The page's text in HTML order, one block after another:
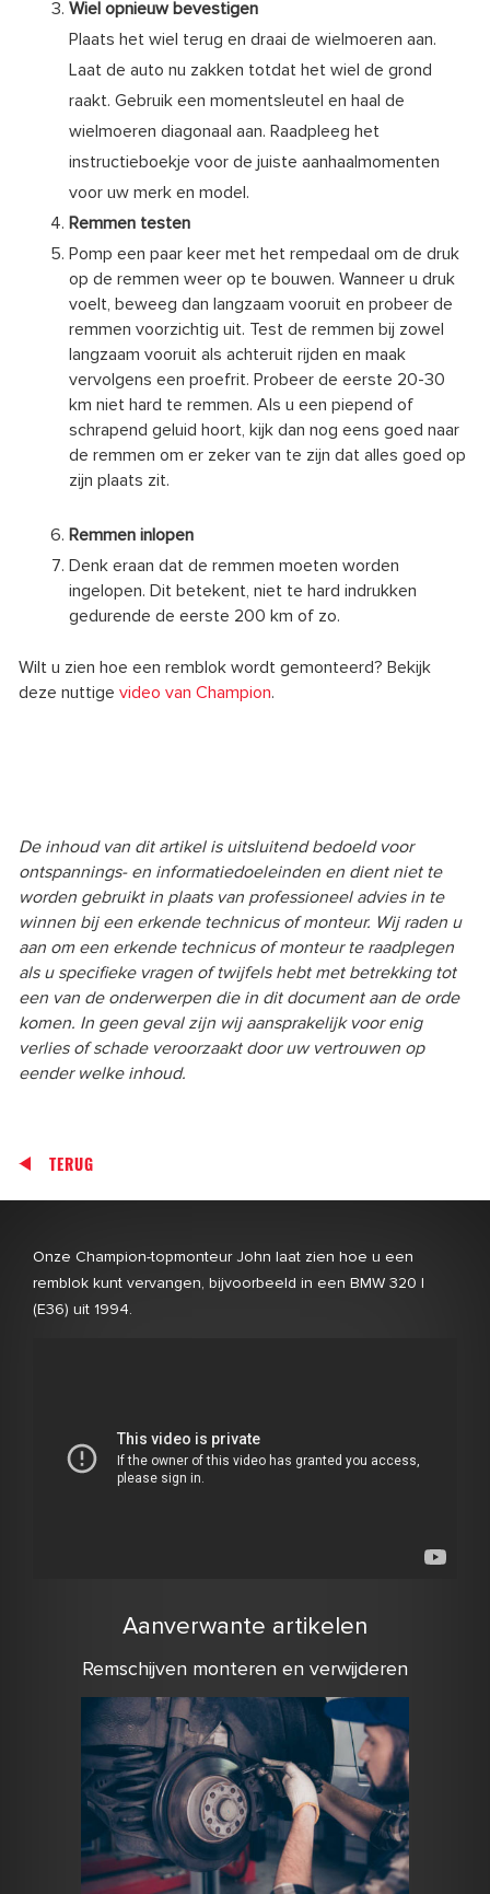
Wiel opnieuw bevestigen
Plaats het wiel terug en draai de wielmoeren aan.
Laat de auto nu zakken totdat het wiel de grond
raakt. Gebruik een momentsleutel en haal de
wielmoeren diagonaal aan. Raadpleeg het
instructieboekje voor de juiste aanhaalmomenten
voor uw merk en model.
Remmen testen
Pomp een paar keer met het rempedaal om de druk
op de remmen weer op te bouwen. Wanneer u druk
voelt, beweeg dan langzaam vooruit en probeer de
remmen voorzichtig uit. Test de remmen bij zowel
langzaam vooruit als achteruit rijden en maak
vervolgens een proefrit. Probeer de eerste 20-30
km niet hard te remmen. Als u een piepend of
schrapend geluid hoort, kijk dan nog eens goed naar
de remmen om er zeker van te zijn dat alles goed op
zijn plaats zit.
Remmen inlopen
Denk eraan dat de remmen moeten worden
ingelopen. Dit betekent, niet te hard indrukken
gedurende de eerste 200 km of zo.
Wilt u zien hoe een remblok wordt gemonteerd? Bekijk
deze nuttige video van Champion.
De inhoud van dit artikel is uitsluitend bedoeld voor
ontspannings- en informatiedoeleinden en dient niet te
worden gebruikt in plaats van professioneel advies in te
winnen bij een erkende technicus of monteur. Wij raden u
aan om een erkende technicus of monteur te raadplegen
als u specifieke vragen of twijfels hebt met betrekking tot
een van de onderwerpen die in dit document aan de orde
komen. In geen geval zijn wij aansprakelijk voor enig
verlies of schade veroorzaakt door uw vertrouwen op
eender welke inhoud.
TERUG
Onze Champion-topmonteur John laat zien hoe u een
remblok kunt vervangen, bijvoorbeeld in een BMW 320 I
(E36) uit 1994.
Aanverwante artikelen
Remschijven monteren en verwijderen